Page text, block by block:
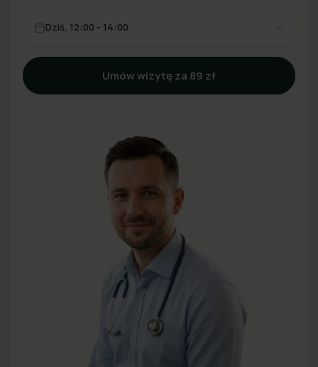
Dziś, 12:00 - 14:00
Umów wizytę za 89 zł